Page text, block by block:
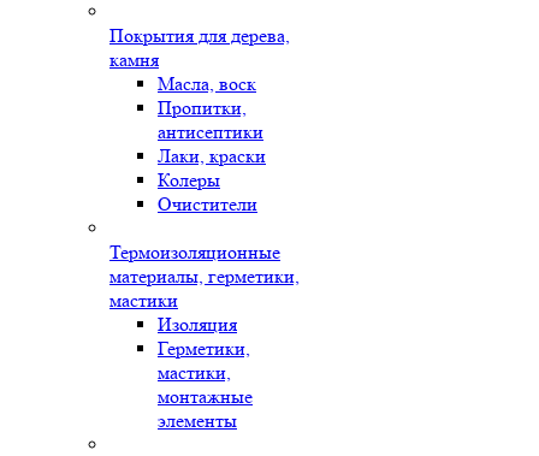
Покрытия для дерева,
камня
Масла, воск
Пропитки,
антисептики
Лаки, краски
Колеры
Очистители
Термоизоляционные
материалы, герметики,
мастики
Изоляция
Герметики,
мастики,
монтажные
элементы